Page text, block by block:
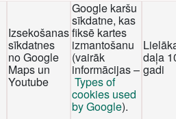
Izsekošanas
sīkdatnes
no Google
Maps un
Youtube
Google karšu
sīkdatne, kas
fiksē kartes
izmantošanu
(vairāk
informācijas –
Types of
cookies used
by Google).
daļa
gadi